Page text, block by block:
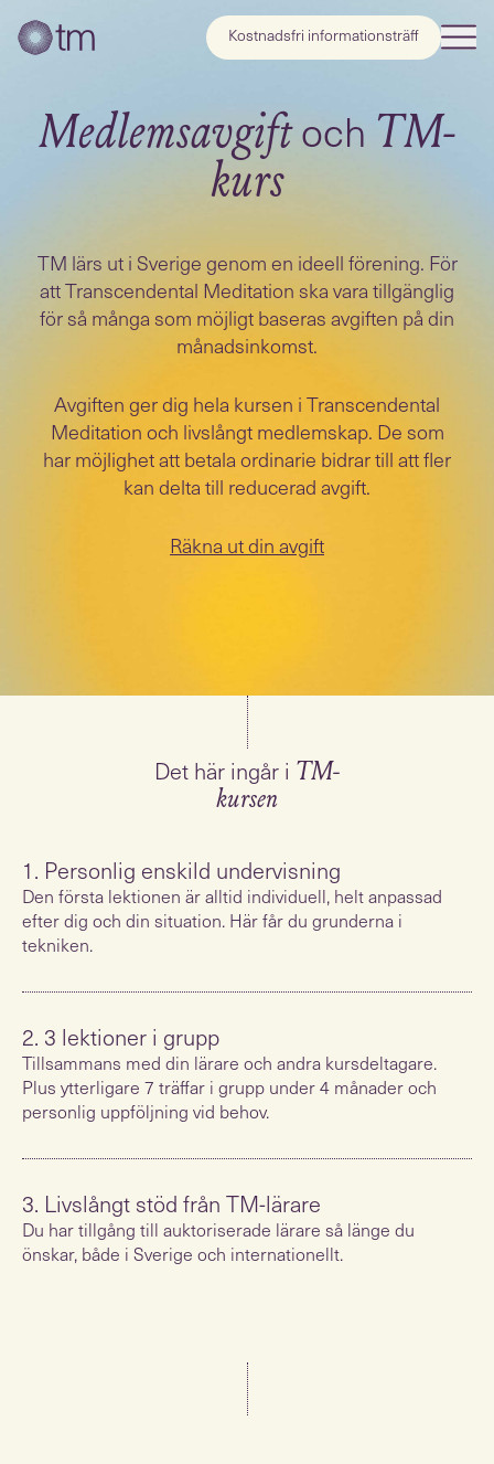
Kostnadsfri informationsträff
Medlemsavgiftoch TM-
kurs
TM lärs ut i Sverige genom en ideell förening. För
att Transcendental Meditation ska vara tillgänglig
för så många som möjligt baseras avgiften på din
månadsinkomst.
Avgiften ger dig hela kursen i Transcendental
Meditation och livslångt medlemskap. De som
har möjlighet att betala ordinarie bidrar till att fler
Räkna ut din avgift
Det här ingår i TM-
kursen
1. Personlig enskild undervisning
Den första lektionen är alltid individuell, helt anpassad
efter dig och din situation. Här får du grunderna i
tekniken.
2. 3 lektioner i grupp
Tillsammans med din lärare och andra kursdeltagare.
Plus ytterligare 7 träffar i grupp under 4 månader och
personlig uppföljning vid behov.
3. Livslångt stöd från TM-lärare
Du har tillgång till auktoriserade lärare så länge du
önskar, både i Sverige och internationellt.